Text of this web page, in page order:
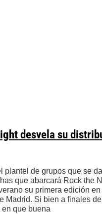
desvela su
plantel de grupos que se
que abarcará Rock the
su primera edición
Madrid. Si bien a finales
que buena